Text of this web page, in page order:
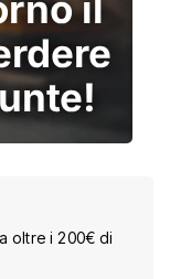
oltre i 200€ di